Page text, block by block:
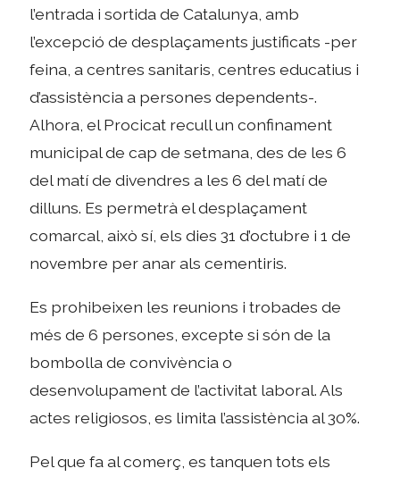
l’entrada i sortida de Catalunya, amb
l’excepció de desplaçaments justificats -per
feina, a centres sanitaris, centres educatius i
d’assistència a persones dependents-.
Alhora, el Procicat recull un confinament
municipal de cap de setmana, des de les 6
del matí de divendres a les 6 del matí de
dilluns. Es permetrà el desplaçament
comarcal, això sí, els dies 31 d’octubre i 1 de
novembre per anar als cementiris.
Es prohibeixen les reunions i trobades de
més de 6 persones, excepte si són de la
bombolla de convivència o
desenvolupament de l’activitat laboral. Als
actes religiosos, es limita l’assistència al 30%.
Pel que fa al comerç, es tanquen tots els